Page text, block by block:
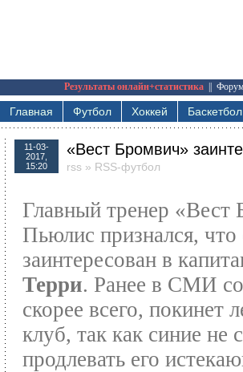
Результаты онлайн+статистика Форум
Главная Футбол Хоккей Баскетбол
11-03-
2017,
15:20
«Вест Бромвич»
rss » RSS-футбол
Главный тренер «Вест
Пьюлис признался, что
заинтересован в
Терри. Ранее в СМИ
скорее всего, покинет
клуб, так как синие не
продлевать его